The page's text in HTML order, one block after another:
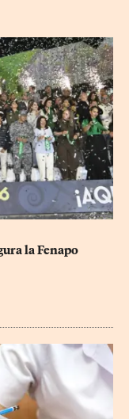
la Fenapo